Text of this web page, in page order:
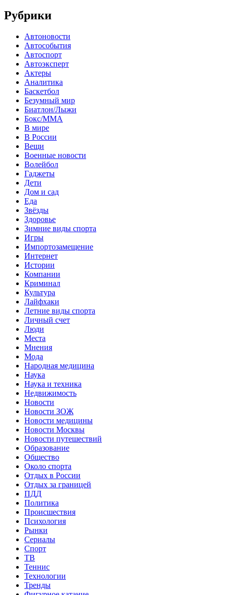
Рубрики
Автоновости
Автособытия
Автоспорт
Автоэксперт
Актеры
Аналитика
Баскетбол
Безумный мир
Биатлон/Лыжи
Бокс/MMA
В мире
В России
Вещи
Военные новости
Волейбол
Гаджеты
Дети
Дом и сад
Еда
Звёзды
Здоровье
Зимние виды спорта
Игры
Импортозамещение
Интернет
Истории
Компании
Криминал
Культура
Лайфхаки
Летние виды спорта
Личный счет
Люди
Места
Мнения
Мода
Народная медицина
Наука
Наука и техника
Недвижимость
Новости
Новости ЗОЖ
Новости медицины
Новости Москвы
Новости путешествий
Образование
Общество
Около спорта
Отдых в России
Отдых за границей
ПДД
Политика
Происшествия
Психология
Рынки
Сериалы
Спорт
ТВ
Теннис
Технологии
Тренды